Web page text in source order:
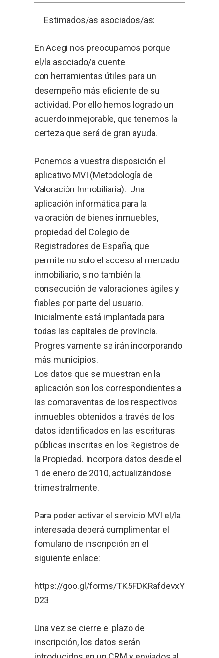
Estimados/as asociados/as:
En Acegi nos preocupamos porque
el/la asociado/a cuente
con herramientas útiles para un
desempeño más eficiente de su
actividad. Por ello hemos logrado un
acuerdo inmejorable, que tenemos la
certeza que será de gran ayuda.
Ponemos a vuestra disposición el
aplicativo MVI (Metodología de
Valoración Inmobiliaria). Una
aplicación informática para la
valoración de bienes inmuebles,
propiedad del Colegio de
Registradores de España, que
permite no solo el acceso al mercado
inmobiliario, sino también la
consecución de valoraciones ágiles y
fiables por parte del usuario.
Inicialmente está implantada para
todas las capitales de provincia.
Progresivamente se irán incorporando
más municipios.
Los datos que se muestran en la
aplicación son los correspondientes a
las compraventas de los respectivos
inmuebles obtenidos a través de los
datos identificados en las escrituras
públicas inscritas en los Registros de
la Propiedad. Incorpora datos desde el
1 de enero de 2010, actualizándose
trimestralmente.
Para poder activar el servicio MVI el/la
interesada deberá cumplimentar el
fomulario de inscripción en el
siguiente enlace:
https://goo.gl/forms/TK5FDKRafdevxY
023
Una vez se cierre el plazo de
inscripción, los datos serán